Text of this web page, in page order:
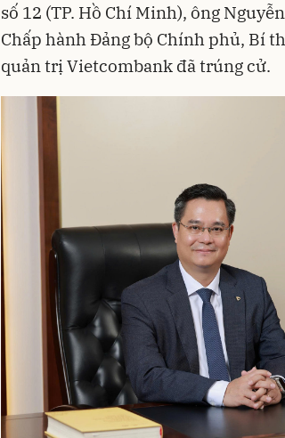
số 12 (TP. Hồ Chí Minh), ông
Chấp hành Đảng bộ Chính phủ, Bí
quản trị Vietcombank đã trúng cử.